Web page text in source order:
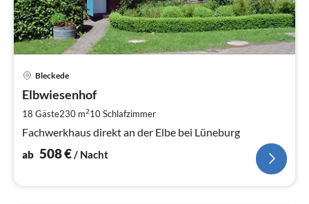
Bleckede
Elbwiesenhof
18 Gäste230 m210Schlafzimmer
Fachwerkhaus direkt an der Elbe bei Lüneburg
ab 508€/ Nacht